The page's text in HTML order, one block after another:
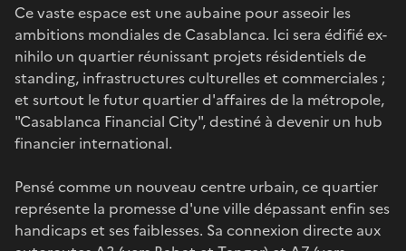
Ce vaste espace est une aubaine pour asseoir les
ambitions mondiales de Casablanca. Ici sera édifié ex-
nihilo un quartier réunissant projets résidentiels de
standing, infrastructures culturelles et commerciales ;
et surtout le futur quartier d'affaires de la métropole,
"Casablanca Financial City", destiné à devenir un hub
financier international.
Pensé comme un nouveau centre urbain, ce quartier
représente la promesse d'une ville dépassant enfin ses
handicaps et ses faiblesses. Sa connexion directe aux